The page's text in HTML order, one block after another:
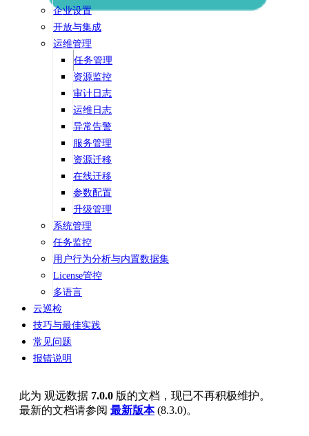
企业设置
开放与集成
运维管理
任务管理
资源监控
审计日志
运维日志
异常告警
服务管理
资源迁移
在线迁移
参数配置
升级管理
系统管理
任务监控
用户行为分析与内置数据集
License管控
多语言
云巡检
技巧与最佳实践
常见问题
报错说明
此为 观远数据 7.0.0 版的文档，现已不再积极维护。
最新的文档请参阅 最新版本(8.3.0)。